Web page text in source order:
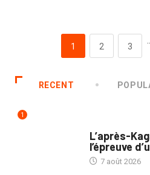
1 2 3
RECENT
1
L’après-
l’épreuve
7 août 2026